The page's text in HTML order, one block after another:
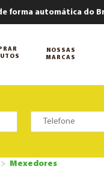
forma automática do
NOSSAS
MARCAS
Mexedores